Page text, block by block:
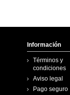
Información
Términos y
condiciones
Aviso legal
Pago seguro